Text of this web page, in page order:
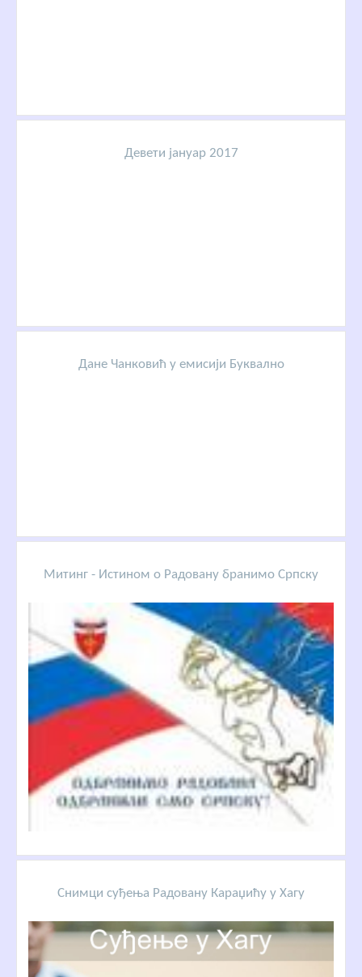
Девети јануар 2017
Дане Чанковић у емисији Буквално
Митинг - Истином о Радовану бранимо Српску
Снимци суђења Радовану Караџићу у Хагу